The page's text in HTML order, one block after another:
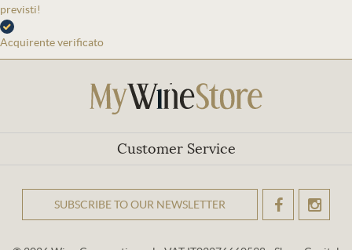
previsti!
Acquirente verificato
Customer Service
SUBSCRIBE TO OUR NEWSLETTER